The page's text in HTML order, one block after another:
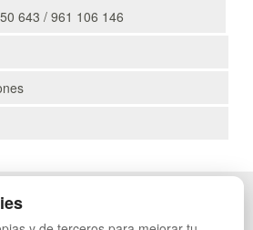
643 / 961 106 146